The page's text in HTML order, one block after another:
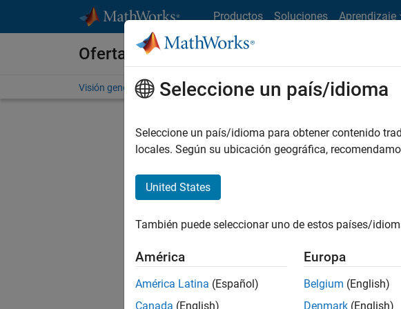
Productos Soluciones Aprendizaje
Ofertas de empleo en MathWorks
Visión general Búsqueda de empleo Oficinas locales Estudiantes y
No se han traducido
Seleccione un país/idioma
Seleccione un país/idioma para obtener contenido
locales. Según su ubicación geográfica,
United States
También puede seleccionar uno de estos países/
América
América Latina (Español)
Canada (English)
Europa
Belgium (English)
Denmark (English)